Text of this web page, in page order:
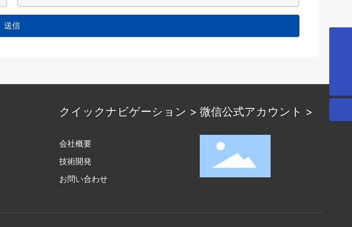
送信
クイックナビゲーション >
会社概要
技術開発
お問い合わせ
微信公式アカウント >
86-510-86131899